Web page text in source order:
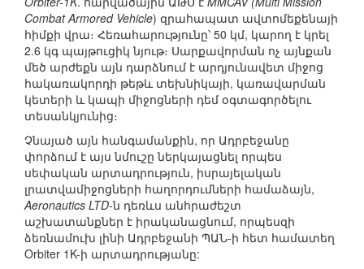
Combat Armored Vehicle) զրահապատ ավտոմեքենայի
հիմքի վրա։ Հեռահարությունը՝ 50 կմ, կարող է կրել
2.6 կգ պայթուցիկ նյութ։ Սարքավորման ոչ այնքան
մեծ արժեքն այն դարձնում է արդյունավետ միջոց
հակառակորդի թեթև տեխնիկայի, կառավարման
կետերի և կապի միջոցների դեմ օգտագործելու
տեսանկյունից։
Չնայած այն հանգամանքին, որ Ադրբեջանը
փորձում է այս նմուշը ներկայացնել որպես
սեփական արտադրություն, իսրայելական
լրատվամիջոցների հաղորդումների համաձայն,
Aeronautics LTD-ն դեռևս անհրաժեշտ
աշխատանքներ է իրականացնում, որպեսզի
ձեռնամուխ լինի Ադրբեջանի ՊԱՆ-ի հետ համատեղ
Orbiter 1K-ի արտադրությանը: